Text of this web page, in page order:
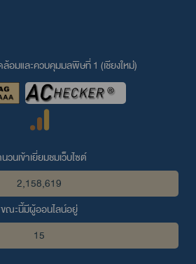
อมและควบคุมมลพิษที่ 1 (เชียงใหม่่)
วนเข้าเยี่ยมชมเว็บไซต์
2,158,619
ขณะนี้มีผู้ออนไลน์อยู่
15